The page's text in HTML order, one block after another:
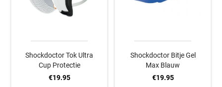
Shockdoctor Tok Ultra
Cup Protectie
€19.95
Shockdoctor Bitje Gel
Max Blauw
€19.95